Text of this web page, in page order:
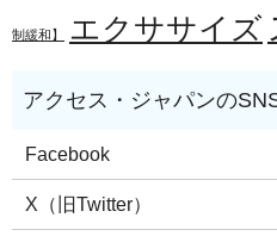
制緩和】 エクササイズ
Facebook
X（旧Twitter）